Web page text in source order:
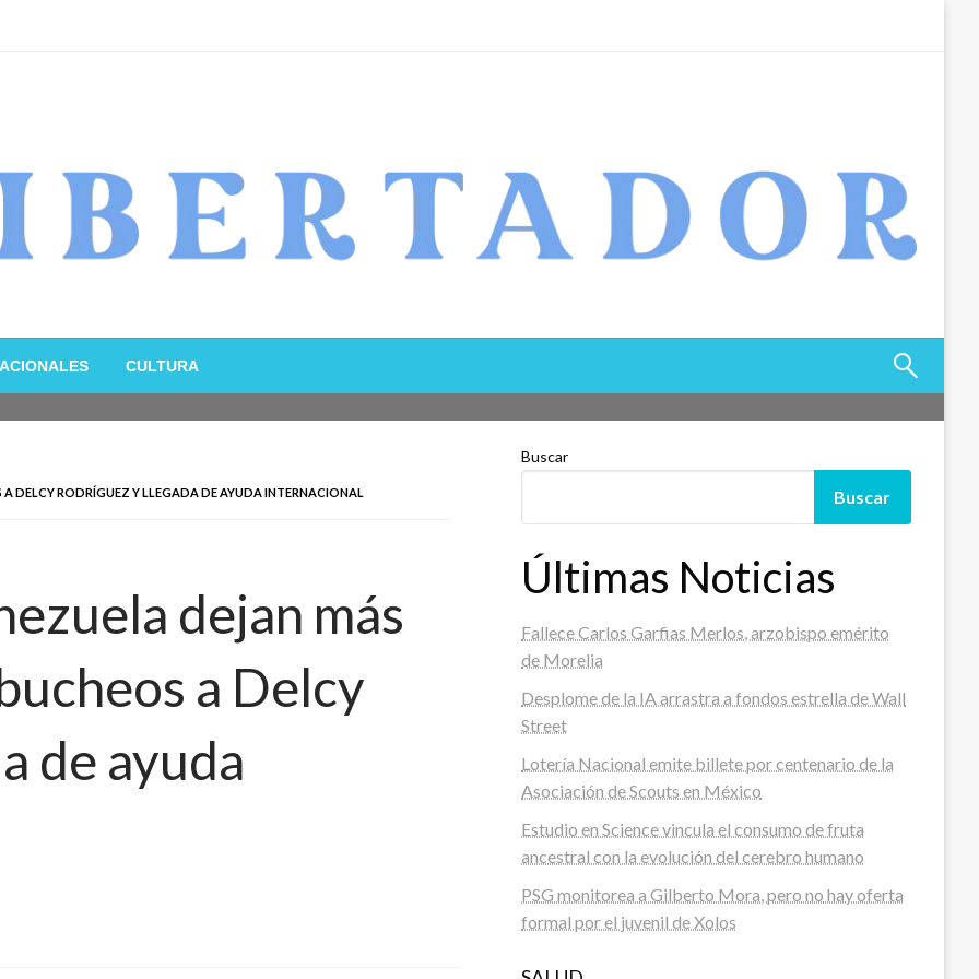
CULTURA
DELCY RODRÍGUEZ Y LLEGADA DE AYUDA INTERNACIONAL
dejan más
a Delcy
de ayuda
Buscar
Buscar
Últimas Noticias
Fallece Carlos Garfias Merlos, arzobispo emérito
de Morelia
Desplome de la IA arrastra a fondos estrella de Wall
Street
Lotería Nacional emite billete por centenario de la
Asociación de Scouts en México
Estudio en Science vincula el consumo de fruta
ancestral con la evolución del cerebro humano
PSG monitorea a Gilberto Mora, pero no hay oferta
formal por el juvenil de Xolos